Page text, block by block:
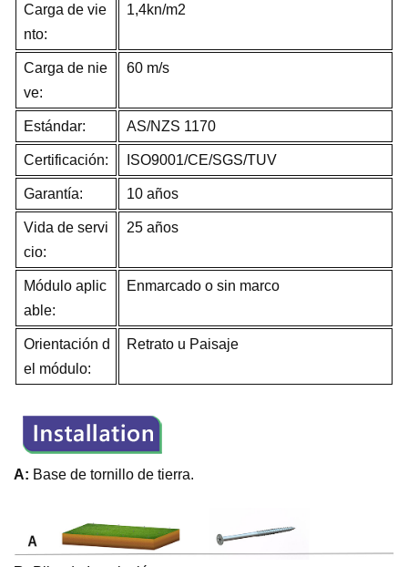
Carga de vie
nto:
1,4kn/m2
Carga de nie
ve:
60 m/s
Estándar: AS/NZS 1170
Certificación: ISO9001/CE/SGS/TUV
Garantía: 10 años
Vida de servi
cio:
25 años
Módulo aplic
able:
Enmarcado o sin marco
Orientación d
el módulo:
Retrato u Paisaje
A: Base de tornillo de tierra.